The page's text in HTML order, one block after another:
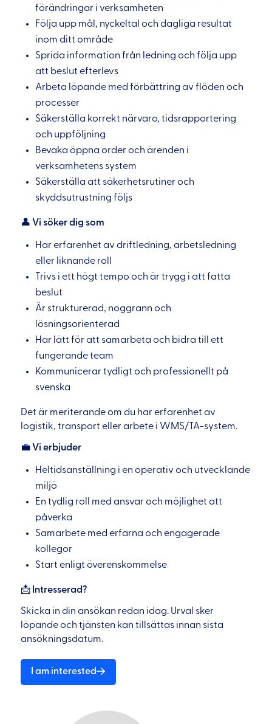
förändringar i verksamheten
Följa upp mål, nyckeltal och dagliga resultat
inom ditt område
Sprida information från ledning och följa upp
att beslut efterlevs
Arbeta löpande med förbättring av flöden och
processer
Säkerställa korrekt närvaro, tidsrapportering
och uppföljning
Bevaka öppna order och ärenden i
verksamhetens system
Säkerställa att säkerhetsrutiner och
skyddsutrustning följs
👤 Vi söker dig som
Har erfarenhet av driftledning, arbetsledning
eller liknande roll
Trivs i ett högt tempo och är trygg i att fatta
beslut
Är strukturerad, noggrann och
lösningsorienterad
Har lätt för att samarbeta och bidra till ett
fungerande team
Kommunicerar tydligt och professionellt på
svenska
Det är meriterande om du har erfarenhet av
logistik, transport eller arbete i WMS/TA-system.
💼 Vi erbjuder
Heltidsanställning i en operativ och utvecklande
miljö
En tydlig roll med ansvar och möjlighet att
påverka
Samarbete med erfarna och engagerade
kollegor
Start enligt överenskommelse
📩 Intresserad?
Skicka in din ansökan redan idag. Urval sker
löpande och tjänsten kan tillsättas innan sista
ansökningsdatum.
I am interested